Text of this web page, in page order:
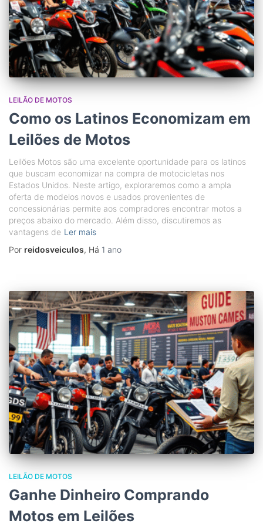
LEILÃO DE MOTOS
Como os Latinos Economizam em
Leilões de Motos
Leilões Motos são uma excelente oportunidade para os latinos
que buscam economizar na compra de motocicletas nos
Estados Unidos. Neste artigo, exploraremos como a ampla
oferta de modelos novos e usados provenientes de
concessionárias permite aos compradores encontrar motos a
preços abaixo do mercado. Além disso, discutiremos as
vantagens de Ler mais
Por reidosveiculos, Há 1 ano
LEILÃO DE MOTOS
Ganhe Dinheiro Comprando
Motos em Leilões